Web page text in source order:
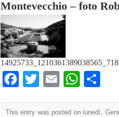
Montevecchio – foto
Facebook
TwitterEmail
This entry was posted on lunedì,